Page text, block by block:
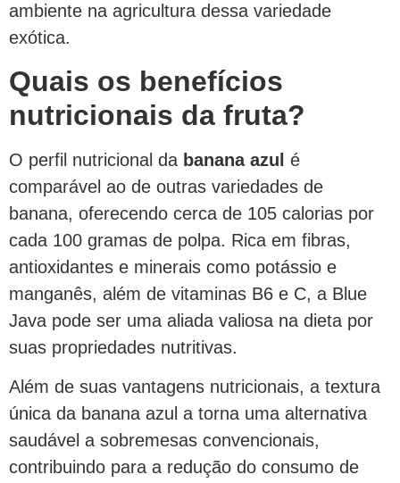
ambiente na agricultura dessa variedade
exótica.
Quais os benefícios
nutricionais da fruta?
O perfil nutricional da banana azul é
comparável ao de outras variedades de
banana, oferecendo cerca de 105 calorias por
cada 100 gramas de polpa. Rica em fibras,
antioxidantes e minerais como potássio e
manganês, além de vitaminas B6 e C, a Blue
Java pode ser uma aliada valiosa na dieta por
suas propriedades nutritivas.
Além de suas vantagens nutricionais, a textura
única da banana azul a torna uma alternativa
saudável a sobremesas convencionais,
contribuindo para a redução do consumo de